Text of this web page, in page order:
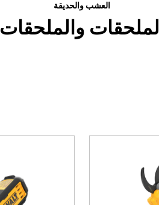
العشب والحديقة
الملحقات والملحقات